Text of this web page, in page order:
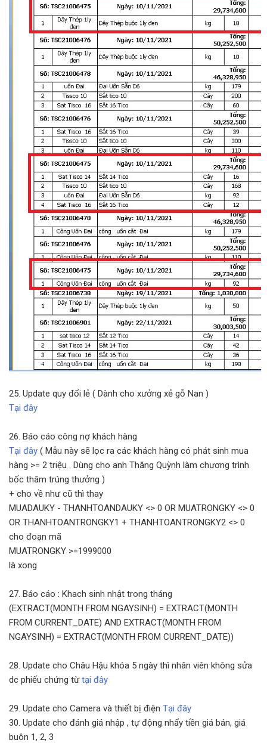
25. Update quy đổi lẻ ( Dành cho xưởng xẻ gỗ Nan )
Tại đây
26. Báo cáo công nợ khách hàng
Tại đây ( Mẫu này sẽ lọc ra các khách hàng có phát sinh mua
hàng >= 2 triệu . Dùng cho anh Thăng Quỳnh làm chương trình
bốc thăm trúng thưởng )
+ cho về như cũ thì thay
MUADAUKY - THANHTOANDAUKY <> 0 OR MUATRONGKY <> 0
OR THANHTOANTRONGKY1 + THANHTOANTRONGKY2 <> 0
cho đoạn mã
MUATRONGKY >=1999000
là xong
27. Báo cáo : Khach sinh nhật trong tháng
(EXTRACT(MONTH FROM NGAYSINH) = EXTRACT(MONTH
FROM CURRENT_DATE) AND EXTRACT(MONTH FROM
NGAYSINH) = EXTRACT(MONTH FROM CURRENT_DATE))
28. Update cho Châu Hậu khóa 5 ngày thì nhân viên không sửa
dc phiếu chứng từtại đây
29. Update cho Camera và thiết bị điện Tại đây
30. Update cho đánh giá nhập , tự động nhẩy tiền giá bán, giá
buôn 1, 2, 3